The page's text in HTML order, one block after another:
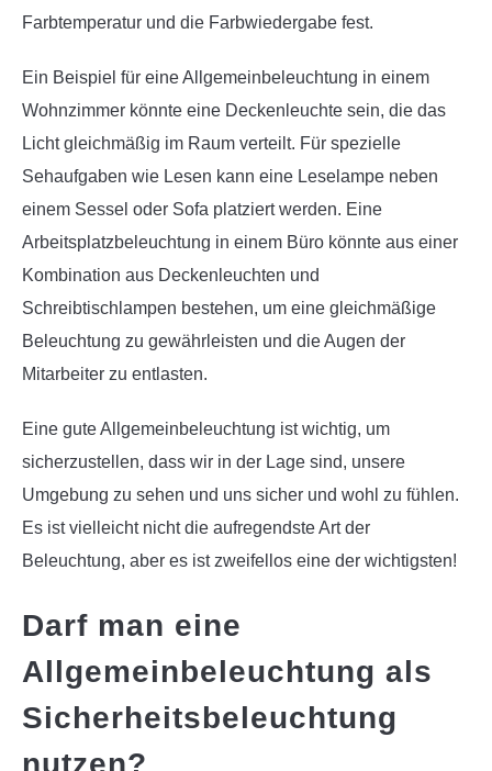
Farbtemperatur und die Farbwiedergabe fest.
Ein Beispiel für eine Allgemeinbeleuchtung in einem
Wohnzimmer könnte eine Deckenleuchte sein, die das
Licht gleichmäßig im Raum verteilt. Für spezielle
Sehaufgaben wie Lesen kann eine Leselampe neben
einem Sessel oder Sofa platziert werden. Eine
Arbeitsplatzbeleuchtung in einem Büro könnte aus einer
Kombination aus Deckenleuchten und
Schreibtischlampen bestehen, um eine gleichmäßige
Beleuchtung zu gewährleisten und die Augen der
Mitarbeiter zu entlasten.
Eine gute Allgemeinbeleuchtung ist wichtig, um
sicherzustellen, dass wir in der Lage sind, unsere
Umgebung zu sehen und uns sicher und wohl zu fühlen.
Es ist vielleicht nicht die aufregendste Art der
Beleuchtung, aber es ist zweifellos eine der wichtigsten!
Darf man eine
Allgemeinbeleuchtung als
Sicherheitsbeleuchtung
nutzen?